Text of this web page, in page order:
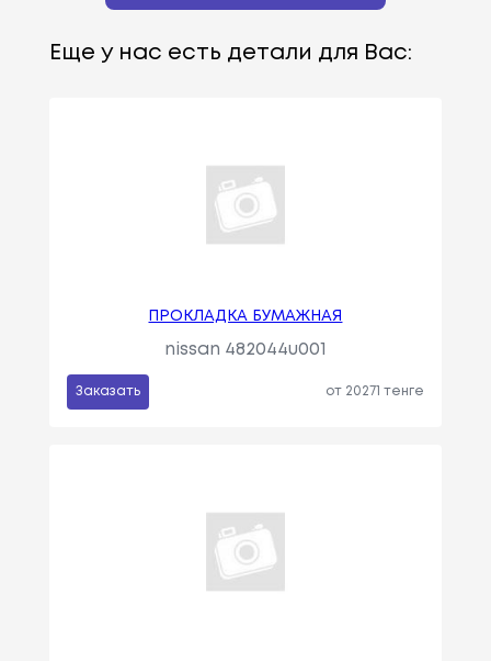
Еще у нас есть детали для Вас:
ПРОКЛАДКА БУМАЖНАЯ
nissan 482044u001
Заказать от 20271 тенге